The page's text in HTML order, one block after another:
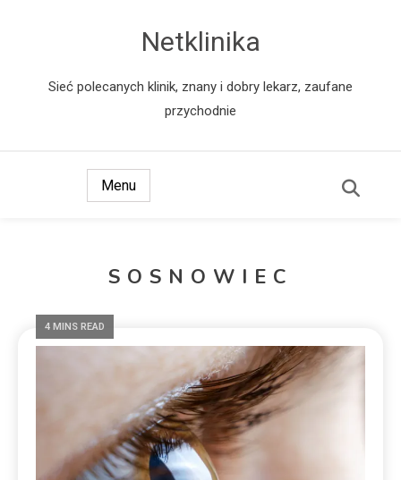
Netklinika
Sieć polecanych klinik, znany i dobry lekarz, zaufane
przychodnie
Menu
SOSNOWIEC
4 MINS READ